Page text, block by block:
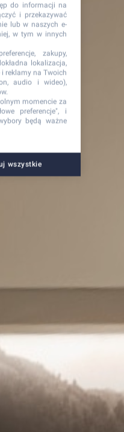
do informacji na
i przekazywać
lub w naszych e-
w tym w innych
zakupy,
lokalizacja,
reklamy na Twoich
audio i wideo),
momencie za
preferencje", i
będą ważne
wszystkie